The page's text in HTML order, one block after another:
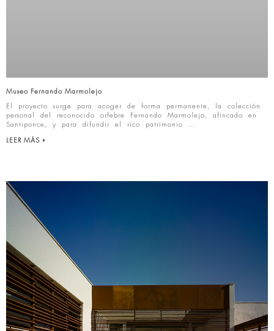
Museo Fernando Marmolejo
El proyecto surge para acoger de forma permanente, la colección
personal del reconocido orfebre Fernando Marmolejo, afincado en
Santiponce, y para difundir el rico patrimonio
LEER MÁS »